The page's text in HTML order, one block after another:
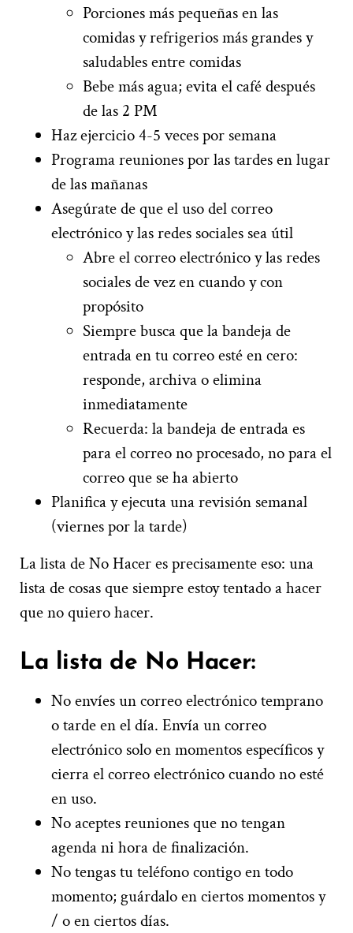
Porciones más pequeñas en las
comidas y refrigerios más grandes y
saludables entre comidas
Bebe más agua; evita el café después
de las 2 PM
Haz ejercicio 4-5 veces por semana
Programa reuniones por las tardes en lugar
de las mañanas
Asegúrate de que el uso del correo
electrónico y las redes sociales sea útil
Abre el correo electrónico y las redes
sociales de vez en cuando y con
propósito
Siempre busca que la bandeja de
entrada en tu correo esté en cero:
responde, archiva o elimina
inmediatamente
Recuerda: la bandeja de entrada es
para el correo no procesado, no para el
correo que se ha abierto
Planifica y ejecuta una revisión semanal
(viernes por la tarde)
La lista de No Hacer es precisamente eso: una
lista de cosas que siempre estoy tentado a hacer
que no quiero hacer.
La lista de No Hacer:
No envíes un correo electrónico temprano
o tarde en el día. Envía un correo
electrónico solo en momentos específicos y
cierra el correo electrónico cuando no esté
en uso.
No aceptes reuniones que no tengan
agenda ni hora de finalización.
No tengas tu teléfono contigo en todo
momento; guárdalo en ciertos momentos y
/ o en ciertos días.